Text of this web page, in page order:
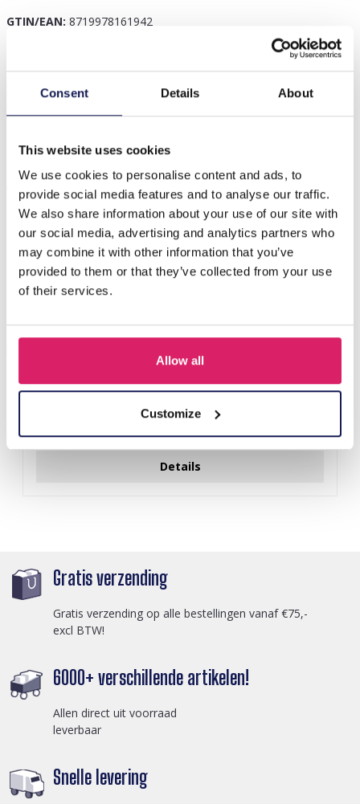
Consent Details About
This website uses cookies
We use cookies to personalise content and ads, to
provide social media features and to analyse our traffic.
We also share information about your use of our site with
our social media, advertising and analytics partners who
may combine it with other information that you’ve
provided to them or that they’ve collected from your use
of their services.
Allow all
Customize
GTIN/EAN: 8719978161942
Beschrijving
F-E22.2 E1660-034 Earrings Glass 4cm Brown
Anderen kochten ook
Black
Login voor prijzen
Details
Gratis verzending
Gratis verzending op alle bestellingen vanaf €75,-
excl BTW!
6000+ verschillende artikelen!
Allen direct uit voorraad
leverbaar
Snelle levering